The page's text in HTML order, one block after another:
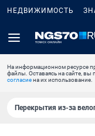
НЕДВИЖИМОСТЬ
На информационном ресурсе
файлы. Оставаясь на сайте, вы
согласиена их использование.
Перекрытия из-за